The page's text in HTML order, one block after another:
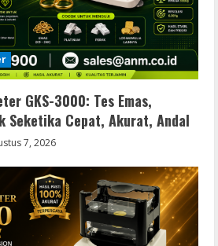
GKS-3000: Tes Emas,
Seketika Cepat, Akurat, Andal
7, 2026